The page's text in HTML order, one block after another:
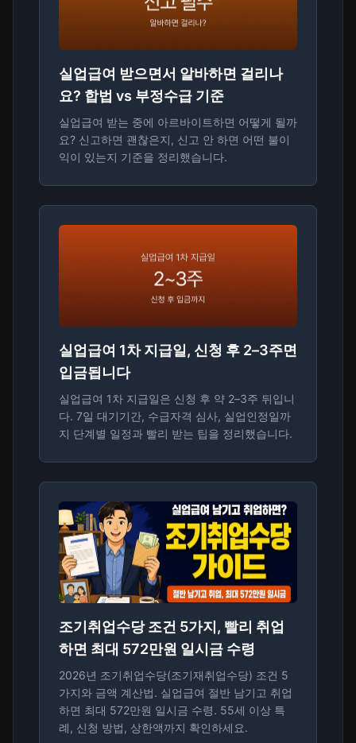
실업급여 받으면서 알바하면 걸리나
요? 합법 vs 부정수급 기준
실업급여 받는 중에 아르바이트하면 어떻게 될까
요? 신고하면 괜찮은지, 신고 안 하면 어떤 불이
익이 있는지 기준을 정리했습니다.
실업급여 1차 지급일, 신청 후 2–3주면
입금됩니다
실업급여 1차 지급일은 신청 후 약 2–3주 뒤입니
다. 7일 대기기간, 수급자격 심사, 실업인정일까
지 단계별 일정과 빨리 받는 팁을 정리했습니다.
조기취업수당 조건 5가지, 빨리 취업
하면 최대 572만원 일시금 수령
2026년 조기취업수당(조기재취업수당) 조건 5
가지와 금액 계산법. 실업급여 절반 남기고 취업
하면 최대 572만원 일시금 수령. 55세 이상 특
례, 신청 방법, 상한액까지 확인하세요.